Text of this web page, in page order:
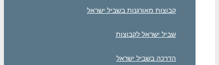
קבוצות מאורגנות בשביל ישראל
שביל ישראל לקבוצות
הדרכה בשביל ישראל